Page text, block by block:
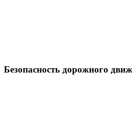
Безопасность дорожного